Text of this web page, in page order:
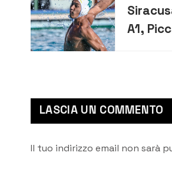
A1,
LASCIA UN COMMENTO
Il tuo indirizzo email non sarà